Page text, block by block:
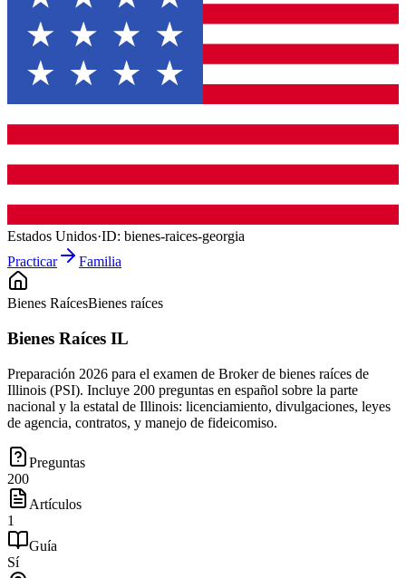
Estados Unidos·ID: bienes-raices-georgia
Practicar
Familia
Bienes RaícesBienes raíces
Bienes Raíces IL
Preparación 2026 para el examen de Broker de bienes raíces de
Illinois (PSI). Incluye 200 preguntas en español sobre la parte
nacional y la estatal de Illinois: licenciamiento, divulgaciones, leyes
de agencia, contratos, y manejo de fideicomiso.
Preguntas
200
Artículos
1
Guía
Sí